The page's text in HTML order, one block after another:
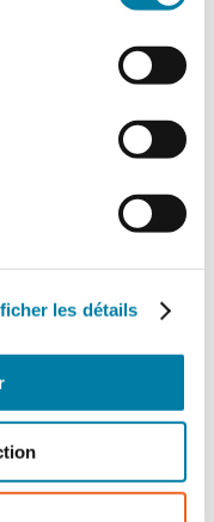
les détails